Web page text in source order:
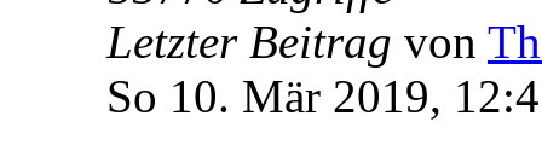
Letzter Beitrag von
So 10. Mär 2019,